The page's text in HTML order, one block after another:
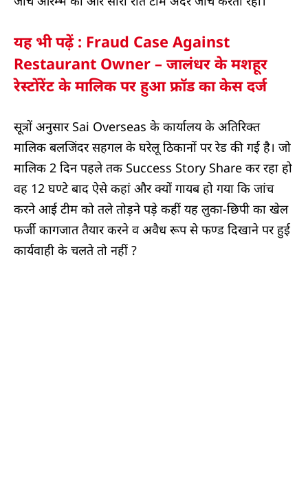
यह भी पढ़ें : Fraud Case Against
Restaurant Owner – जालंधर के मशहूर
रेस्टोंरेंट के मालिक पर हुआ फ्रॉड का केस दर्ज
सूत्रों अनुसार Sai Overseas के कार्यालय के अतिरिक्त
मालिक बलजिंदर सहगल के घरेलू ठिकानों पर रेड की गई है। जो
मालिक 2 दिन पहले तक Success Story Share कर रहा हो
वह 12 घण्टे बाद ऐसे कहां और क्यों गायब हो गया कि जांच
करने आई टीम को तले तोड़ने पड़े कहीं यह लुका-छिपी का खेल
फर्जी कागजात तैयार करने व अवैध रूप से फण्ड दिखाने पर हुई
कार्यवाही के चलते तो नहीं ?